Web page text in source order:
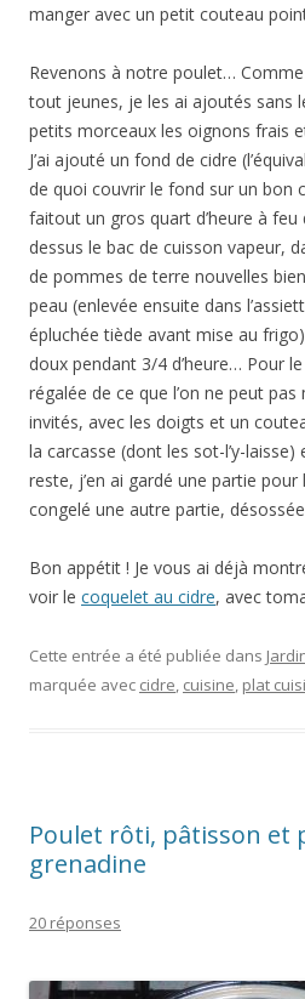
manger avec un petit couteau
Revenons à notre poulet…
tout jeunes, je les ai ajoutés sans
petits morceaux les oignons frais
J’ai ajouté un fond de cidre
de quoi couvrir le fond sur un bon
faitout un gros quart d’heure à feu
dessus le bac de cuisson vapeur,
de pommes de terre nouvelles
peau (enlevée ensuite dans
épluchée tiède avant mise au
doux pendant 3/4 d’heure… Pour
régalée de ce que l’on ne peut
invités, avec les doigts et un
la carcasse (dont les sot-l’y-
reste, j’en ai gardé une partie
congelé une autre partie,
Bon appétit ! Je vous ai déjà
voir le coquelet au cidre, avec
Cette entrée a été publiée dans
marquée avec cidre, cuisine, plat
Poulet rôti, pâtisson et
grenadine
20 réponses